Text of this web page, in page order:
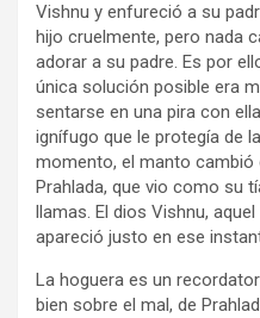
Vishnu y enfureció a su
hijo cruelmente, pero nada
adorar a su padre. Es por
única solución posible era
sentarse en una pira con
ignífugo que le protegía de
momento, el manto cambió
Prahlada, que vio como su
llamas. El dios Vishnu,
apareció justo en ese
La hoguera es un
bien sobre el mal, de